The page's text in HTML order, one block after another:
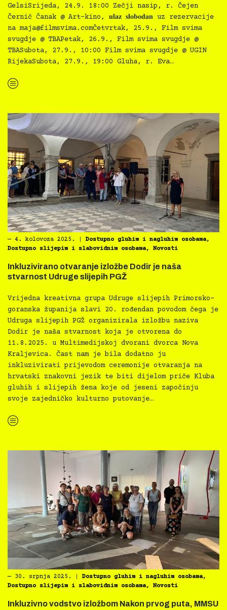
GelsiSrijeda, 24.9. 18:00 Zečji nasip, r. Čejen
Černić Čanak @ Art-kino, 𝐮𝐥𝐚𝐳 𝐬𝐥𝐨𝐛𝐨𝐝𝐚𝐧 uz rezervacije
na maja@filmsvima.comČetvrtak, 25.9., Film svima
svugdje @ TBAPetak, 26.9., Film svima svugdje @
TBASubota, 27.9., 10:00 Film svima svugdje @ UGIN
RijekaSubota, 27.9., 19:00 Gluha, r. Eva…
“Film svima 2025 slavi Međunarodni tjedan gluhih i nagluhih”
― 4. kolovoza 2025. Dostupno gluhim i nagluhim osobama,
Dostupno slijepim i slabovidnim osobama, Novosti
Inkluzivirano otvaranje izložbe Dodir je naša
stvarnost Udruge slijepih PGŽ
Vrijedna kreativna grupa Udruge slijepih Primorsko-
goranska županija slavi 20. rođendan povodom čega je
Udruga slijepih PGŽ organizirala izložbu naziva
Dodir je naša stvarnost koja je otvorena do
11.8.2025. u Multimedijskoj dvorani dvorca Nova
Kraljevica. Čast nam je bila dodatno ju
inkluzivirati prijevodom ceremonije otvaranja na
hrvatski znakovni jezik te biti dijelom priče Kluba
gluhih i slijepih žena koje od jeseni započinju
svoje zajedničko kulturno putovanje…
“Inkluzivirano otvaranje izložbe Dodir je naša stvarnost Udruge slijepih PGŽ”
― 30. srpnja 2025. Dostupno gluhim i nagluhim osobama,
Dostupno slijepim i slabovidnim osobama, Novosti
Inkluzivno vodstvo izložbom Nakon prvog puta, MMSU